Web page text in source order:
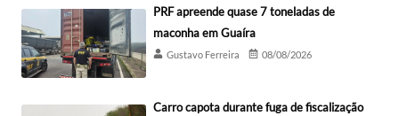
PRF apreende quase 7 toneladas de
maconha em Guaíra
Gustavo Ferreira 08/08/2026
Carro capota durante fuga de fiscalização